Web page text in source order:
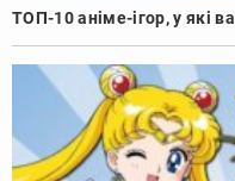
ТОП-10 аніме-ігор, у які